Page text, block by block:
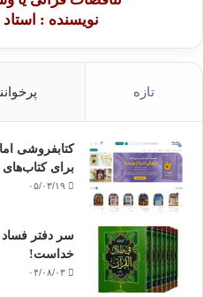
نویسنده :
تازه
کتابفروشی
برای کتاب‌های
۰۵/۰۳/۱۹
سر دفتر فساد
خداست‌!
۰۴/۰۸/۰۳